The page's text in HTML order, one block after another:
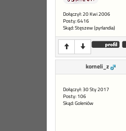
Dołączył: 20 Kwi 2006
Posty: 6416
Skąd: Stęszew (pyrlandia)
korneli_z
Dołączył: 30 Sty 2017
Posty: 106
Skąd: Goleniów